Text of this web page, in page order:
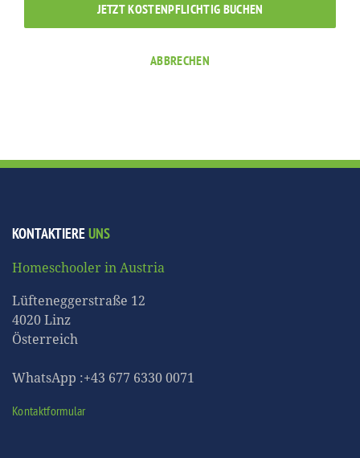
JETZT KOSTENPFLICHTIG BUCHEN
ABBRECHEN
KONTAKTIEREUNS
Homeschooler in Austria
Lüfteneggerstraße 12
4020 Linz
Österreich
WhatsApp :+43 677 6330 0071
Kontaktformular